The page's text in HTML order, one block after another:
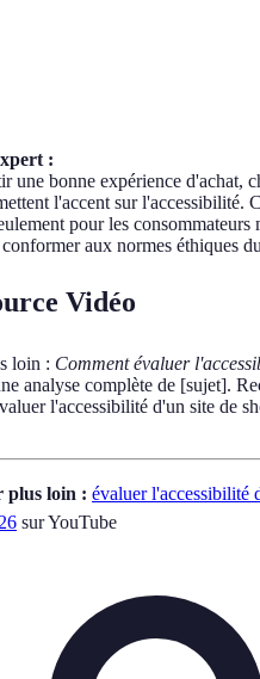
:
une bonne expérience d'achat,
l'accent sur l'accessibilité.
pour les consommateurs
aux normes éthiques
Vidéo
loin : Comment évaluer
analyse complète de [sujet].
l'accessibilité d'un site de
plus loin : évaluer l'accessibilité
sur YouTube